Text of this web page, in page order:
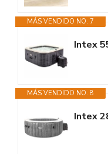
MÁS VENDIDO NO. 7
MÁS VENDIDO NO. 8